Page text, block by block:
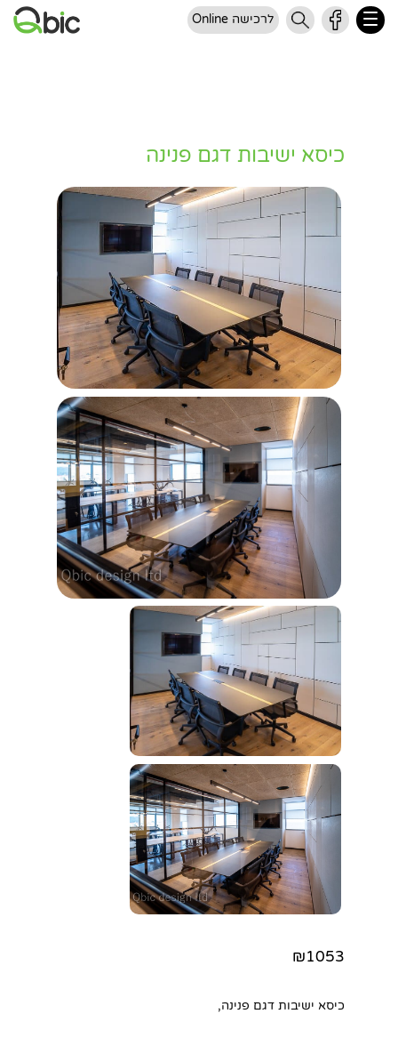
לרכישה Online
כיסא ישיבות דגם פנינה
₪1053
כיסא ישיבות דגם פנינה,